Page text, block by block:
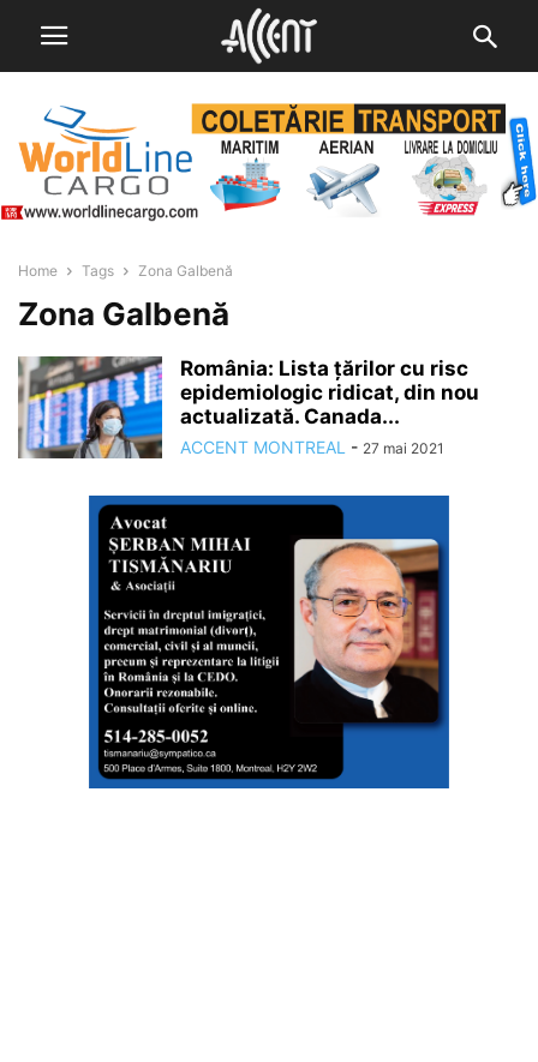
Home Tags Zona Galbenă
Zona Galbenă
România: Lista țărilor cu risc
epidemiologic ridicat, din nou
actualizată. Canada...
ACCENT MONTREAL - 27 mai 2021